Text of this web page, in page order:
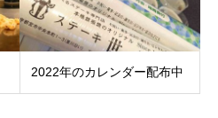
2022年のカレンダー配布中